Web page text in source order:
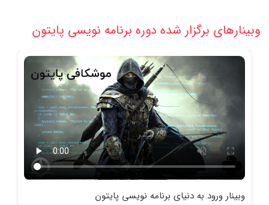
نصب پایتون اجرا کردن اولین خط
کد
آماده سازی ویرایشگر VS Code
آشنایی با سینتکس پایتون
آماده سازی مینی کندا + توابع
پرینت و ماژول math
معرفی عملگرها و چرایی نیاز به
کنترل جریان در برنامه نویسی
وبینارهای برگزار شده دوره برنامه نویسی پایتون
وبینار ورود به دنیای برنامه نویسی پایتون